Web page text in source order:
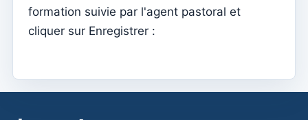
Bilan analytique
Sorties
Agendas
formation suivie par l'agent pastoral et
cliquer sur Enregistrer :